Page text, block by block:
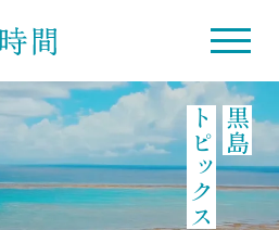
黒島
トピックス